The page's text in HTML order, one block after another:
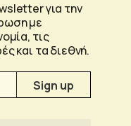
για την
με
τις
και τα διεθνή.